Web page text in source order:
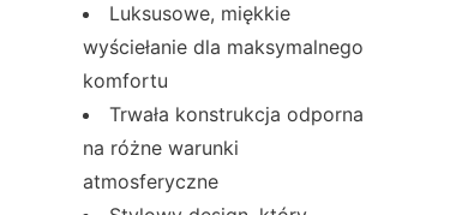
Luksusowe, miękkie
wyściełanie dla maksymalnego
komfortu
Trwała konstrukcja odporna
na różne warunki
atmosferyczne